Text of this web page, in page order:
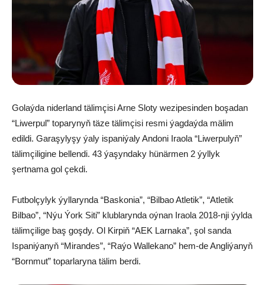
Golaýda niderland tälimçisi Arne Sloty wezipesinden boşadan
“Liwerpul” toparynyň täze tälimçisi resmi ýagdaýda mälim
edildi. Garaşylyşy ýaly ispaniýaly Andoni Iraola “Liwerpulyň”
tälimçiligine bellendi. 43 ýaşyndaky hünärmen 2 ýyllyk
şertnama gol çekdi.
Futbolçylyk ýyllarynda “Baskonia”, “Bilbao Atletik”, “Atletik
Bilbao”, “Nýu Ýork Siti” klublarynda oýnan Iraola 2018-nji ýylda
tälimçilige baş goşdy. Ol Kirpiň “AEK Larnaka”, şol sanda
Ispaniýanyň “Mirandes”, “Raýo Wallekano” hem-de Angliýanyň
“Bornmut” toparlaryna tälim berdi.